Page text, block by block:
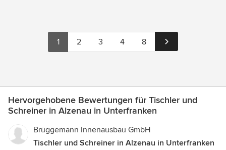
1 2 3 4 8
Hervorgehobene Bewertungen für Tischler und
Schreiner in Alzenau in Unterfranken
Brüggemann Innenausbau GmbH
Tischler und Schreiner in Alzenau in Unterfranken